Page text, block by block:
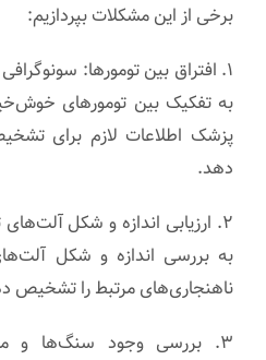
برخی از این مشکلات بپردازیم:
۱. افتراق بین تومورها:
به تفکیک بین تومورهای
پزشک اطلاعات لازم برای
دهد.
۲. ارزیابی اندازه و شکل
به بررسی اندازه و شکل
ناهنجاری‌های مرتبط را تشخیص
۳. بررسی وجود سنگ‌ها و